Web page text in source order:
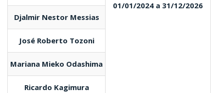
01/01/2024 a 31/12/2026
Djalmir Nestor Messias
José Roberto Tozoni
Mariana Mieko Odashima
Ricardo Kagimura